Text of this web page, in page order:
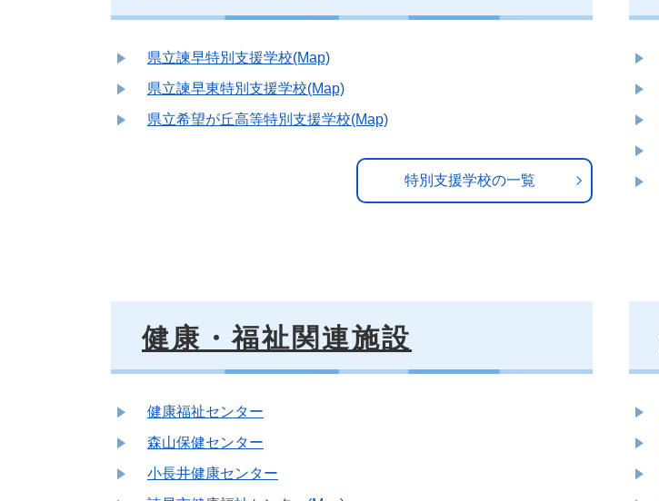
県立諫早特別支援学校(Map)
県立諫早東特別支援学校(Map)
県立希望が丘高等特別支援学校(Map)
特別支援学校の一覧
健康・福祉関連施設
健康福祉センター
森山保健センター
小長井健康センター